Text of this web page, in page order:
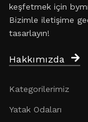
keşfetmek için
Bizimle iletişime
tasarlayın!
Hakkımızda
Kategorilerimiz
Yatak Odaları